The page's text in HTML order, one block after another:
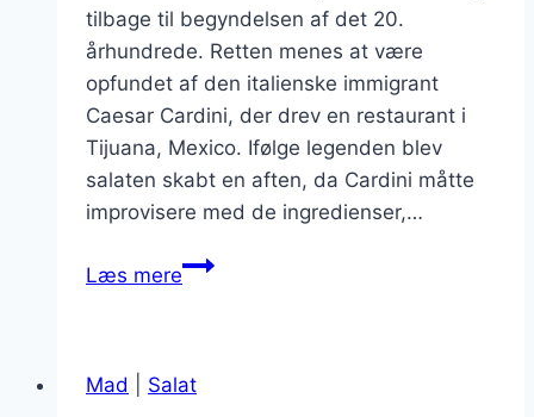
tilbage til begyndelsen af det 20.
århundrede. Retten menes at være
opfundet af den italienske immigrant
Caesar Cardini, der drev en restaurant i
Tijuana, Mexico. Ifølge legenden blev
salaten skabt en aften, da Cardini måtte
improvisere med de ingredienser,…
Læs mereCæsarsalat
en
Mad Salat